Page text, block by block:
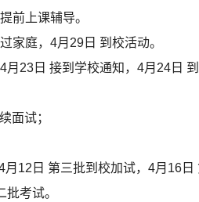
前上课辅导。
家庭，4月29日 到校活动。
月23日 接到学校通知，4月24日
面试；
月12日 第三批到校加试，4月16日
批考试。